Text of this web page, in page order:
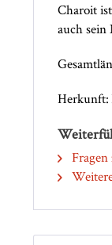
Charoit
auch
Herkunft: